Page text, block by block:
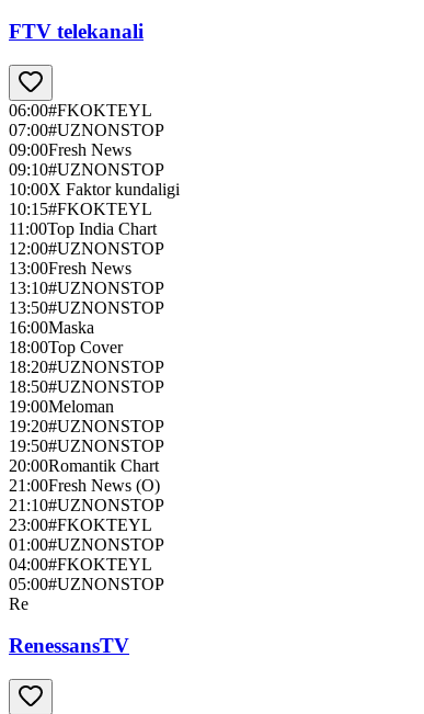
FTV telekanali
06:00#FKOKTEYL
07:00#UZNONSTOP
09:00Fresh News
09:10#UZNONSTOP
10:00X Faktor kundaligi
10:15#FKOKTEYL
11:00Top India Chart
12:00#UZNONSTOP
13:00Fresh News
13:10#UZNONSTOP
13:50#UZNONSTOP
16:00Maska
18:00Top Cover
18:20#UZNONSTOP
18:50#UZNONSTOP
19:00Meloman
19:20#UZNONSTOP
19:50#UZNONSTOP
20:00Romantik Chart
21:00Fresh News (О)
21:10#UZNONSTOP
23:00#FKOKTEYL
01:00#UZNONSTOP
04:00#FKOKTEYL
05:00#UZNONSTOP
Re
RenessansTV